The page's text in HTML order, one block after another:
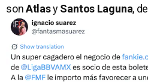
sonAtlasySantos Laguna, de